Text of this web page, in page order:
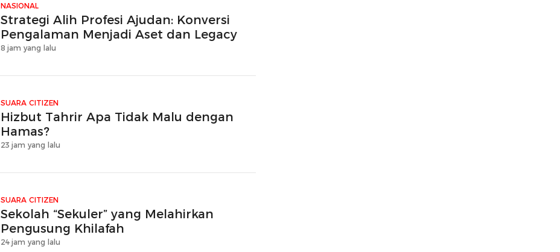
NASIONAL
Strategi Alih Profesi Ajudan: Konversi
Pengalaman Menjadi Aset dan Legacy
8 jam yang lalu
SUARA CITIZEN
Hizbut Tahrir Apa Tidak Malu dengan
Hamas?
23 jam yang lalu
SUARA CITIZEN
Sekolah “Sekuler” yang Melahirkan
Pengusung Khilafah
24 jam yang lalu